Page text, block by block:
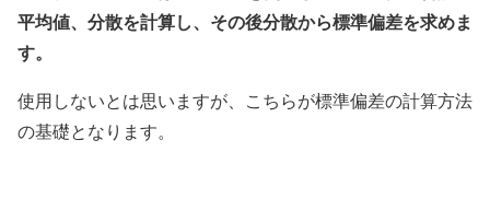
平均値、分散を計算し、その後分散から標準偏差を求めま
す。
使用しないとは思いますが、こちらが標準偏差の計算方法
の基礎となります。